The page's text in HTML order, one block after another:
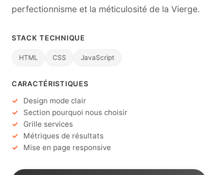
perfectionnisme et la méticulosité de la Vierge.
STACK TECHNIQUE
HTML CSS JavaScript
CARACTÉRISTIQUES
Design mode clair
Section pourquoi nous choisir
Grille services
Métriques de résultats
Mise en page responsive